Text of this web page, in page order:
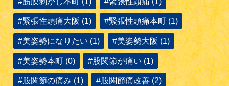
#緊張性頭痛大阪 (1) #緊張性頭痛本町 (1)
#美姿勢になりたい (1) #美姿勢大阪 (1)
#美姿勢本町 (0) #股関節が痛い (1)
#股関節の痛み (1) #股関節痛改善 (2)